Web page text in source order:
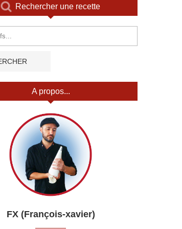
Rechercher une recette
A propos...
FX (François-xavier)